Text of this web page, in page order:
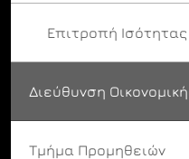
Επιτροπή
Διεύθυνση
Τμήμα Προμηθειών